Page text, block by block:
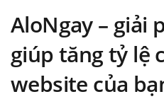
AloNgay – giải
giúp tăng tỷ lệ
website của